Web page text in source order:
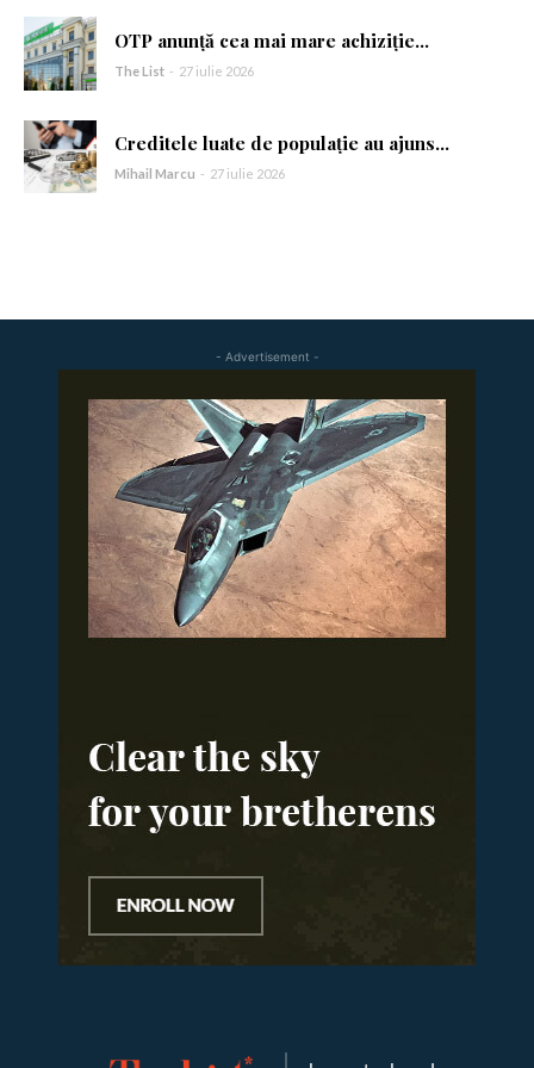
Am citit și acceptPolitica de confidențialitate.
OTP anunță cea mai mare achiziție...
The List - 27 iulie 2026
Creditele luate de populație au ajuns...
Mihail Marcu - 27 iulie 2026
- Advertisement -